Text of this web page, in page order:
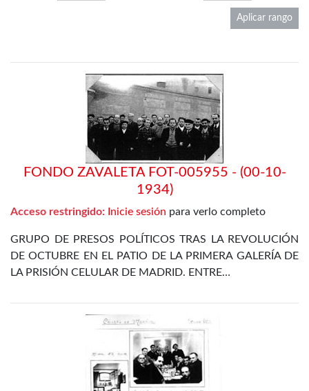
Aplicar rango
FONDO ZAVALETA FOT-005955 - (00-10-
1934)
Acceso restringido: Inicie sesión para verlo completo
GRUPO DE PRESOS POLÍTICOS TRAS LA REVOLUCIÓN
DE OCTUBRE EN EL PATIO DE LA PRIMERA GALERÍA DE
LA PRISIÓN CELULAR DE MADRID. ENTRE…